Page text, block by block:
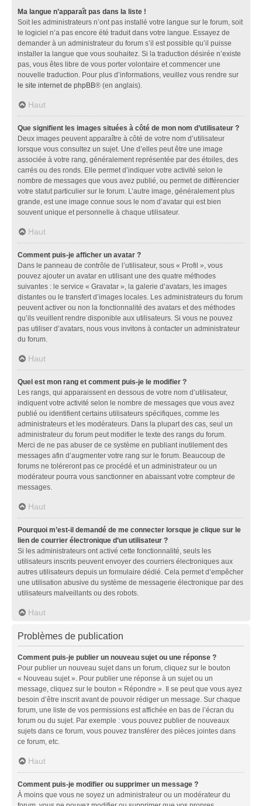
Ma langue n’apparaît pas dans la liste !
Soit les administrateurs n’ont pas installé votre langue sur le forum, soit
le logiciel n’a pas encore été traduit dans votre langue. Essayez de
demander à un administrateur du forum s’il est possible qu’il puisse
installer la langue que vous souhaitez. Si la traduction désirée n’existe
pas, vous êtes libre de vous porter volontaire et commencer une
nouvelle traduction. Pour plus d’informations, veuillez vous rendre sur
le site internet de phpBB® (en anglais).
Haut
Que signifient les images situées à côté de mon nom d’utilisateur ?
Deux images peuvent apparaître à côté de votre nom d’utilisateur
lorsque vous consultez un sujet. Une d’elles peut être une image
associée à votre rang, généralement représentée par des étoiles, des
carrés ou des ronds. Elle permet d’indiquer votre activité selon le
nombre de messages que vous avez publié, ou permet de différencier
votre statut particulier sur le forum. L’autre image, généralement plus
grande, est une image connue sous le nom d’avatar qui est bien
souvent unique et personnelle à chaque utilisateur.
Haut
Comment puis-je afficher un avatar ?
Dans le panneau de contrôle de l’utilisateur, sous « Profil », vous
pouvez ajouter un avatar en utilisant une des quatre méthodes
suivantes : le service « Gravatar », la galerie d’avatars, les images
distantes ou le transfert d’images locales. Les administrateurs du forum
peuvent activer ou non la fonctionnalité des avatars et des méthodes
qu’ils veuillent rendre disponible aux utilisateurs. Si vous ne pouvez
pas utiliser d’avatars, nous vous invitons à contacter un administrateur
du forum.
Haut
Quel est mon rang et comment puis-je le modifier ?
Les rangs, qui apparaissent en dessous de votre nom d’utilisateur,
indiquent votre activité selon le nombre de messages que vous avez
publié ou identifient certains utilisateurs spécifiques, comme les
administrateurs et les modérateurs. Dans la plupart des cas, seul un
administrateur du forum peut modifier le texte des rangs du forum.
Merci de ne pas abuser de ce système en publiant inutilement des
messages afin d’augmenter votre rang sur le forum. Beaucoup de
forums ne toléreront pas ce procédé et un administrateur ou un
modérateur pourra vous sanctionner en abaissant votre compteur de
messages.
Haut
Pourquoi m’est-il demandé de me connecter lorsque je clique sur le
lien de courrier électronique d’un utilisateur ?
Si les administrateurs ont activé cette fonctionnalité, seuls les
utilisateurs inscrits peuvent envoyer des courriers électroniques aux
autres utilisateurs depuis un formulaire dédié. Cela permet d’empêcher
une utilisation abusive du système de messagerie électronique par des
utilisateurs malveillants ou des robots.
Haut
Problèmes de publication
Comment puis-je publier un nouveau sujet ou une réponse ?
Pour publier un nouveau sujet dans un forum, cliquez sur le bouton
« Nouveau sujet ». Pour publier une réponse à un sujet ou un
message, cliquez sur le bouton « Répondre ». Il se peut que vous ayez
besoin d’être inscrit avant de pouvoir rédiger un message. Sur chaque
forum, une liste de vos permissions est affichée en bas de l’écran du
forum ou du sujet. Par exemple : vous pouvez publier de nouveaux
sujets dans ce forum, vous pouvez transférer des pièces jointes dans
ce forum, etc.
Haut
Comment puis-je modifier ou supprimer un message ?
À moins que vous ne soyez un administrateur ou un modérateur du